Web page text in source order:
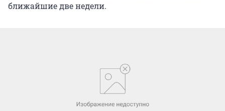
ближайшие две недели.